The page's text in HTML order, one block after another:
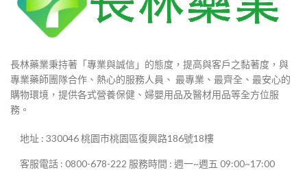
長林藥業秉持著「專業與誠信」的態度，提高與客戶之黏著度，與
專業藥師團隊合作、熱心的服務人員、 最專業、最齊全、最安心的
購物環境，提供各式營養保健、婦嬰用品及醫材用品等全方位服
務。
地址 : 330046 桃園市桃園區復興路186號18樓
客服電話 : 0800-678-222 服務時間 : 週一~週五 09:00~17:00